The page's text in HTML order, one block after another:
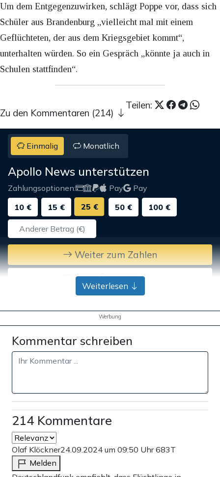
Um dem Entgegenzuwirken, schlägt Poppe vor, dass sich
Schüler aus Brandenburg „vielleicht mal mit einem
Geflüchteten, der aus dem Kriegsgebiet kommt“,
unterhalten würden. So ein Gespräch „könnte ja auch in
Schulen stattfinden“.
Teilen:
Zu den Kommentaren (214)
Einmalig Monatlich
Apollo News unterstützen
Zahlungsoptionen: Pay
Pay
10 €
15 € 25 € 50 € 100 €
Weiter zum Zahlen
Bank-Überweisung
Weiterlesen
Werbung
Kommentar schreiben
214 Kommentare
Olaf Klöckner24.09.2024 um 09:50 Uhr683T
Melden